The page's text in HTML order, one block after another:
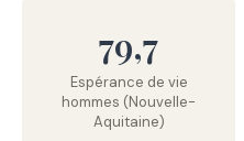
79,7
Espérance de vie
hommes (Nouvelle-
Aquitaine)